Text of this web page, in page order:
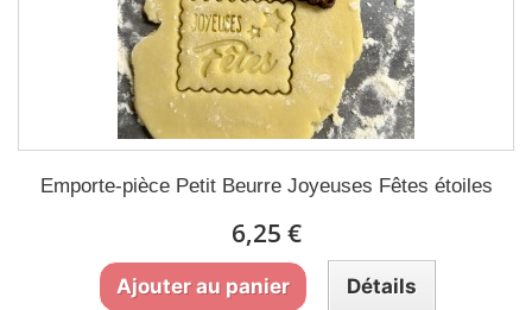
Emporte-pièce Petit Beurre Joyeuses Fêtes étoiles
6,25 €
Ajouter au panier Détails